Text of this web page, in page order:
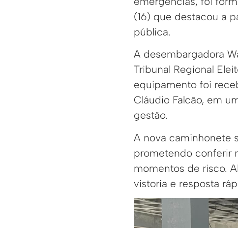
(16) que destacou a
pública.
A desembargadora
Tribunal Regional
equipamento foi
Cláudio Falcão, em
gestão.
A nova caminhonete
prometendo conferir
momentos de risco.
vistoria e resposta